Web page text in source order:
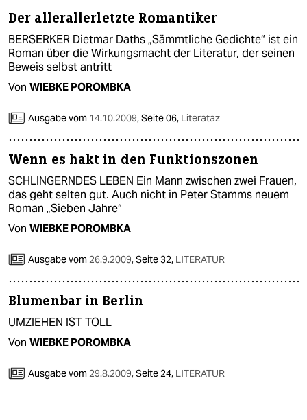
Der allerallerletzte Romantiker
BERSERKER Dietmar Daths „Sämmtliche Gedichte“ ist ein
Roman über die Wirkungsmacht der Literatur, der seinen
Beweis selbst antritt
Von WIEBKE POROMBKA
Ausgabe vom 14.10.2009,Seite 06, Literataz
Wenn es hakt in den Funktionszonen
SCHLINGERNDES LEBEN Ein Mann zwischen zwei Frauen,
das geht selten gut. Auch nicht in Peter Stamms neuem
Roman „Sieben Jahre“
Von WIEBKE POROMBKA
Ausgabe vom 26.9.2009,Seite 32, LITERATUR
Blumenbar in Berlin
UMZIEHEN IST TOLL
Von WIEBKE POROMBKA
Ausgabe vom 29.8.2009,Seite 24, LITERATUR